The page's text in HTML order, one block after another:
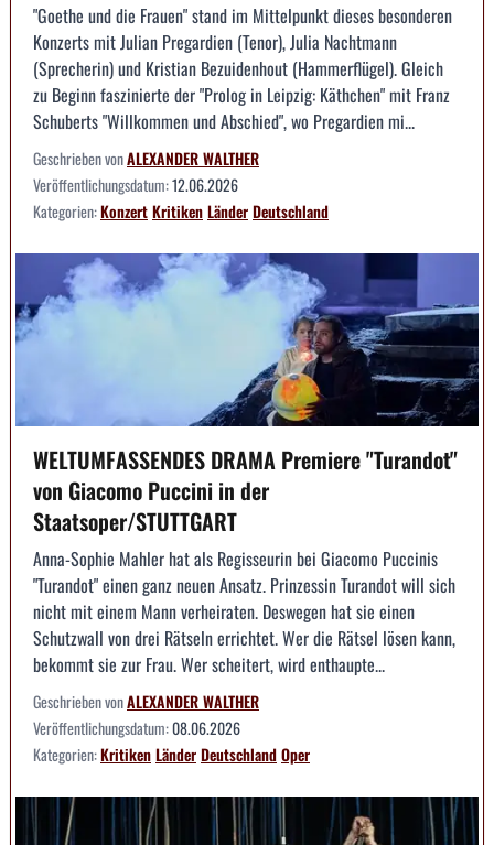
"Goethe und die Frauen" stand im Mittelpunkt dieses besonderen
Konzerts mit Julian Pregardien (Tenor), Julia Nachtmann
(Sprecherin) und Kristian Bezuidenhout (Hammerflügel). Gleich
zu Beginn faszinierte der "Prolog in Leipzig: Käthchen" mit Franz
Schuberts "Willkommen und Abschied", wo Pregardien mi...
Geschrieben vonALEXANDER WALTHER
Veröffentlichungsdatum:12.06.2026
Kategorien:KonzertKritikenLänderDeutschland
WELTUMFASSENDES DRAMA Premiere "Turandot"
von Giacomo Puccini in der
Staatsoper/STUTTGART
Anna-Sophie Mahler hat als Regisseurin bei Giacomo Puccinis
"Turandot" einen ganz neuen Ansatz. Prinzessin Turandot will sich
nicht mit einem Mann verheiraten. Deswegen hat sie einen
Schutzwall von drei Rätseln errichtet. Wer die Rätsel lösen kann,
bekommt sie zur Frau. Wer scheitert, wird enthaupte...
Geschrieben vonALEXANDER WALTHER
Veröffentlichungsdatum:08.06.2026
Kategorien:KritikenLänderDeutschlandOper